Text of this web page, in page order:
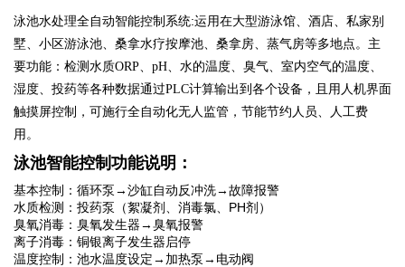
泳池水处理全自动智能控制系统:运用在大型游泳馆、酒店、私家别
墅、小区游泳池、桑拿水疗按摩池、桑拿房、蒸气房等多地点。主
要功能：检测水质ORP pH 、水的温度、臭气、室内空气的温度、
湿度、投药等各种数据通过PLC计算输出到各个设备，且用人机界面
触摸屏控制，可施行全自动化无人监管，节能节约人员、人工费
用。
泳池智能控制功能说明：
基本控制：循环泵→沙缸自动反冲洗→故障报警
水质检测：投药泵（絮凝剂、消毒氯、 PH剂）
臭氧消毒：臭氧发生器→臭氧报警
离子消毒：铜银离子发生器启停
温度控制：池水温度设定→ 加热泵→ 电动阀